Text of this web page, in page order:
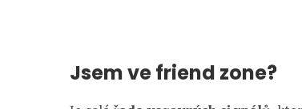
Jsem ve friend zone?